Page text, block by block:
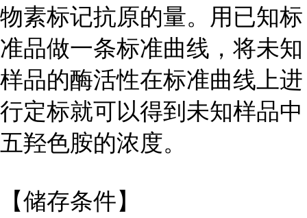
物素标记抗原的量。用已知标
准品做一条标准曲线，将未知
样品的酶活性在标准曲线上进
行定标就可以得到未知样品中
五羟色胺的浓度。
【储存条件】